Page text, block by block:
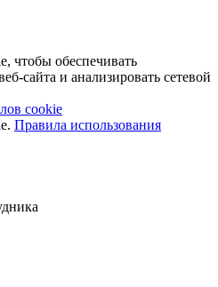
чтобы обеспечивать
сайта и анализировать сетевой
cookie
Правила использования